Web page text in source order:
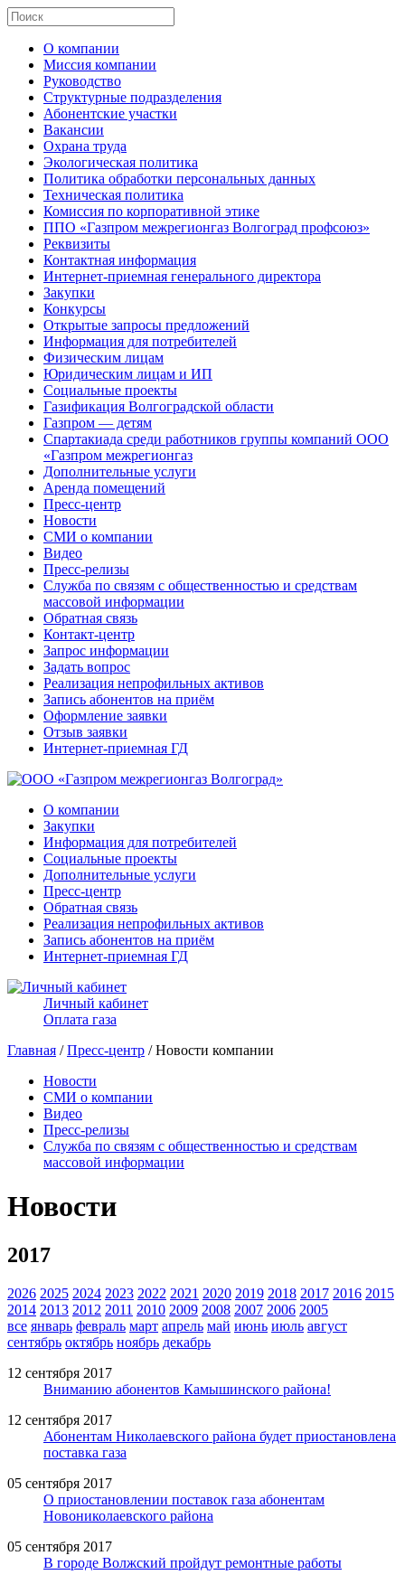
О компании
Миссия компании
Руководство
Структурные подразделения
Абонентские участки
Вакансии
Охрана труда
Экологическая политика
Политика обработки персональных данных
Техническая политика
Комиссия по корпоративной этике
ППО «Газпром межрегионгаз Волгоград профсоюз»
Реквизиты
Контактная информация
Интернет-приемная генерального директора
Закупки
Конкурсы
Открытые запросы предложений
Информация для потребителей
Физическим лицам
Юридическим лицам и ИП
Социальные проекты
Газификация Волгоградской области
Газпром — детям
Спартакиада среди работников группы компаний ООО
«Газпром межрегионгаз
Дополнительные услуги
Аренда помещений
Пресс-центр
Новости
СМИ о компании
Видео
Пресс-релизы
Служба по связям с общественностью и средствам
массовой информации
Обратная связь
Контакт-центр
Запрос информации
Задать вопрос
Реализация непрофильных активов
Запись абонентов на приём
Оформление заявки
Отзыв заявки
Интернет-приемная ГД
О компании
Закупки
Информация для потребителей
Социальные проекты
Дополнительные услуги
Пресс-центр
Обратная связь
Реализация непрофильных активов
Запись абонентов на приём
Интернет-приемная ГД
Личный кабинет
Оплата газа
Главная /Пресс-центр / Новости компании
Новости
СМИ о компании
Видео
Пресс-релизы
Служба по связям с общественностью и средствам
массовой информации
Новости
2017
2026 2025 2024 2023 2022 2021 2020 2019 2018 2017 2016 2015
2014 2013 2012 2011 2010 2009 2008 2007 2006 2005
все январь февраль март апрель май июнь июль август
сентябрь октябрь ноябрь декабрь
12 сентября 2017
Вниманию абонентов Камышинского района!
12 сентября 2017
Абонентам Николаевского района будет приостановлена
поставка газа
05 сентября 2017
О приостановлении поставок газа абонентам
Новониколаевского района
05 сентября 2017
В городе Волжский пройдут ремонтные работы